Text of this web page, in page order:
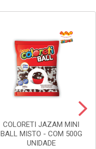
COLORETI JAZAM MINI
BALL MISTO - COM 500G
UNIDADE